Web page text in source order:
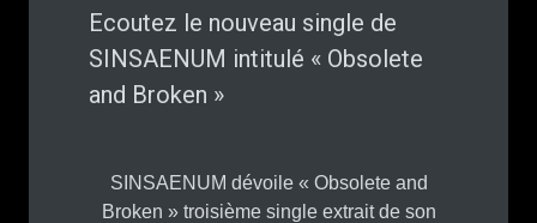
Ecoutez le nouveau single de
SINSAENUM intitulé « Obsolete
and Broken »
SINSAENUM dévoile « Obsolete and
Broken » troisième single extrait de son